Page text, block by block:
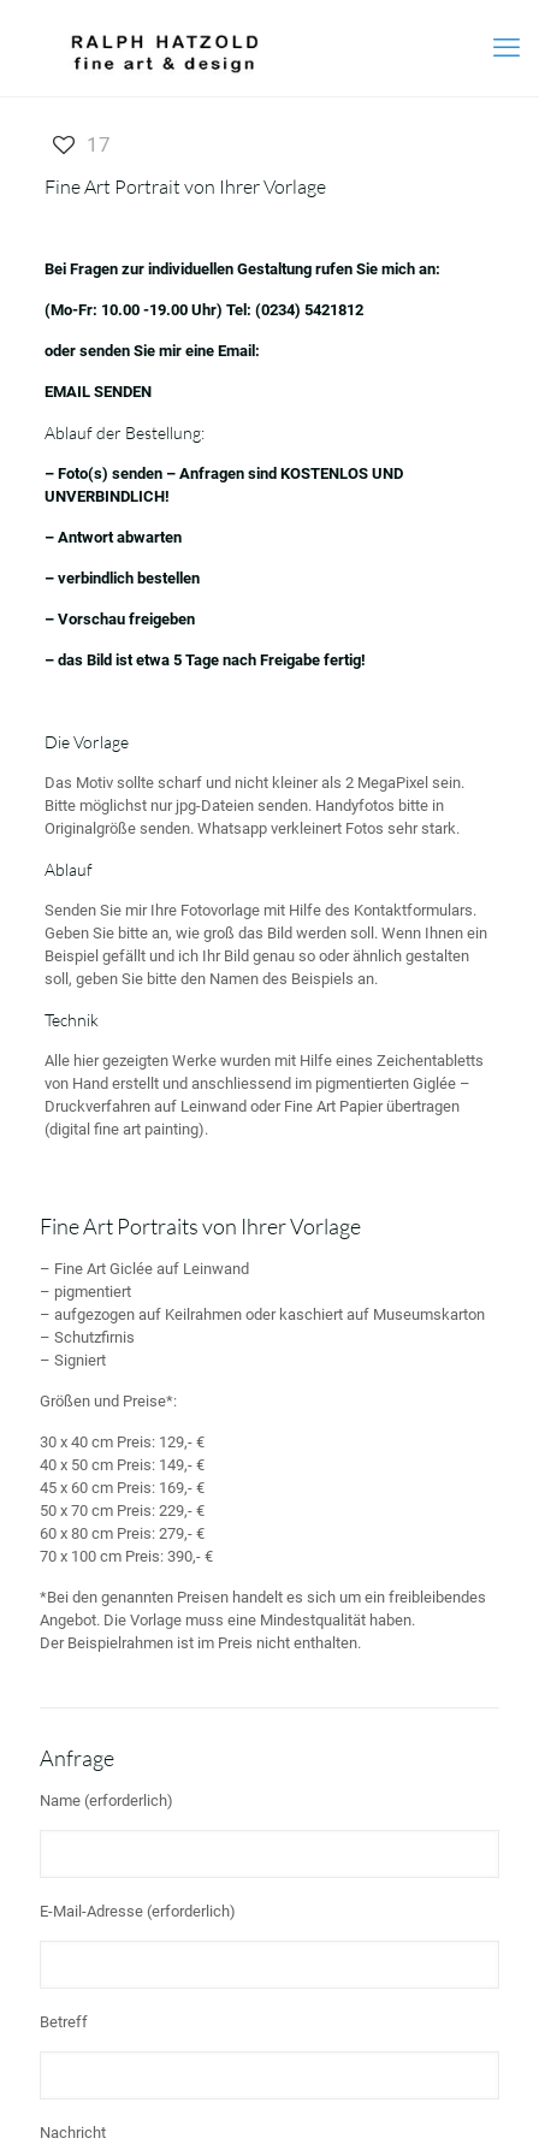
17
Fine Art Portrait von Ihrer Vorlage
Bei Fragen zur individuellen Gestaltung rufen Sie mich an:
(Mo-Fr: 10.00 -19.00 Uhr) Tel: (0234) 5421812
oder senden Sie mir eine Email:
EMAIL SENDEN
Ablauf der Bestellung:
– Foto(s) senden – Anfragen sind KOSTENLOS UND
UNVERBINDLICH!
– Antwort abwarten
– verbindlich bestellen
– Vorschau freigeben
– das Bild ist etwa 5 Tage nach Freigabe fertig!
Die Vorlage
Das Motiv sollte scharf und nicht kleiner als 2 MegaPixel sein.
Bitte möglichst nur jpg-Dateien senden. Handyfotos bitte in
Originalgröße senden. Whatsapp verkleinert Fotos sehr stark.
Ablauf
Senden Sie mir Ihre Fotovorlage mit Hilfe des Kontaktformulars.
Geben Sie bitte an, wie groß das Bild werden soll. Wenn Ihnen ein
Beispiel gefällt und ich Ihr Bild genau so oder ähnlich gestalten
soll, geben Sie bitte den Namen des Beispiels an.
Technik
Alle hier gezeigten Werke wurden mit Hilfe eines Zeichentabletts
von Hand erstellt und anschliessend im pigmentierten Giglée –
Druckverfahren auf Leinwand oder Fine Art Papier übertragen
(digital fine art painting).
Fine Art Portraits von Ihrer Vorlage
– Fine Art Giclée auf Leinwand
– pigmentiert
– aufgezogen auf Keilrahmen oder kaschiert auf Museumskarton
– Schutzfirnis
– Signiert
Größen und Preise*:
30 x 40 cm Preis: 129,- €
40 x 50 cm Preis: 149,- €
45 x 60 cm Preis: 169,- €
50 x 70 cm Preis: 229,- €
60 x 80 cm Preis: 279,- €
70 x 100 cm Preis: 390,- €
*Bei den genannten Preisen handelt es sich um ein freibleibendes
Angebot. Die Vorlage muss eine Mindestqualität haben.
Der Beispielrahmen ist im Preis nicht enthalten.
Anfrage
Name (erforderlich)
E-Mail-Adresse (erforderlich)
Betreff
Nachricht